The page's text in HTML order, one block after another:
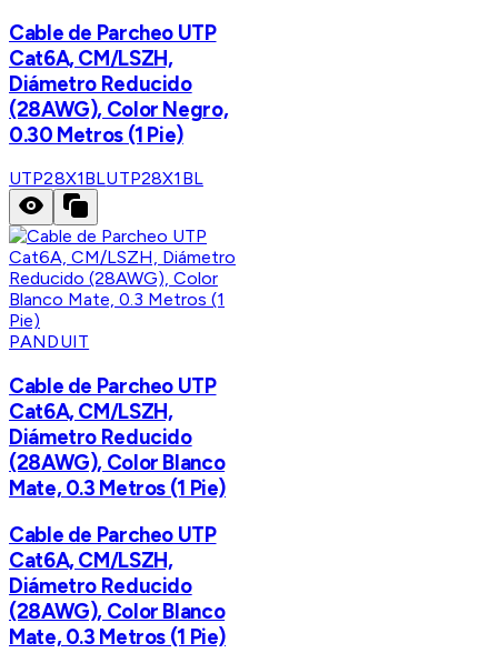
Cable de Parcheo UTP
Cat6A, CM/LSZH,
Diámetro Reducido
(28AWG), Color Negro,
0.30 Metros (1 Pie)
UTP28X1BLUTP28X1BL
PANDUIT
Cable de Parcheo UTP
Cat6A, CM/LSZH,
Diámetro Reducido
(28AWG), Color Blanco
Mate, 0.3 Metros (1 Pie)
Cable de Parcheo UTP
Cat6A, CM/LSZH,
Diámetro Reducido
(28AWG), Color Blanco
Mate, 0.3 Metros (1 Pie)